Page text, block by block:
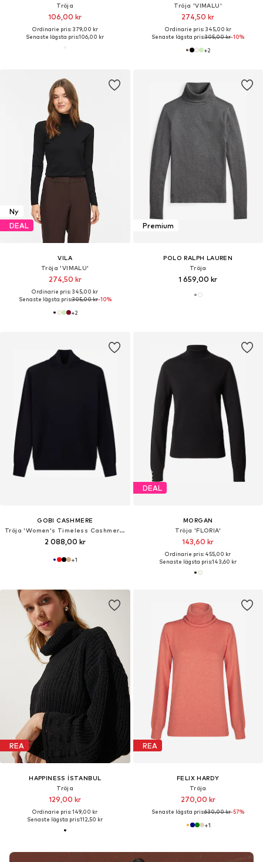
Tröja
106,00 kr
Ordinarie pris: 379,00 kr
Senaste lägsta pris:106,00 kr
Tröja 'VIMALU'
274,50 kr
Ordinarie pris: 345,00 kr
Senaste lägsta pris:305,00 kr-10%
+2
Ny
DEAL
VILA
Tröja 'VIMALU'
274,50 kr
Ordinarie pris: 345,00 kr
Senaste lägsta pris:305,00 kr-10%
+2
Premium
POLO RALPH LAUREN
Tröja
1 659,00 kr
GOBI CASHMERE
Tröja 'Women's Timeless Cashmere Turtleneck Sweater'
2 088,00 kr
+1
DEAL
MORGAN
Tröja 'FLORIA'
143,60 kr
Ordinarie pris: 455,00 kr
Senaste lägsta pris:143,60 kr
REA
HAPPINESS İSTANBUL
Tröja
129,00 kr
Ordinarie pris: 149,00 kr
Senaste lägsta pris:112,50 kr
REA
FELIX HARDY
Tröja
270,00 kr
Senaste lägsta pris:630,00 kr-57%
+1